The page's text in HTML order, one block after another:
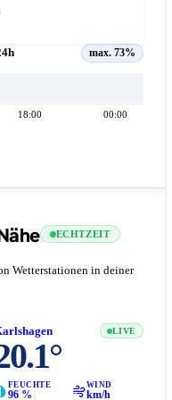
max. 73%
18:00 00:00
ECHTZEIT
Wetterstationen in deiner
LIVE
FEUCHTE
96 %
WIND
km/h